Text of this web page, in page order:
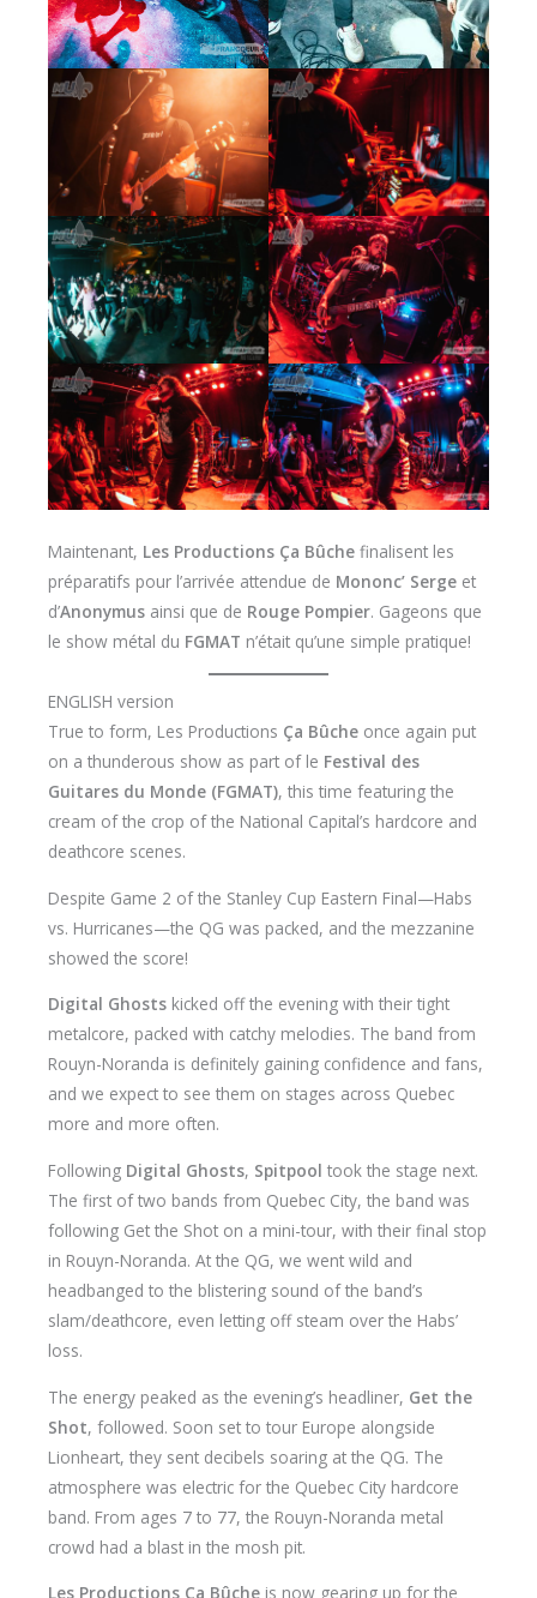
Maintenant, Les Productions Ça Bûche finalisent les
préparatifs pour l’arrivée attendue de Mononc’ Serge et
d’Anonymus ainsi que de Rouge Pompier. Gageons que
le show métal du FGMAT n’était qu’une simple pratique!
ENGLISH version
​True to form, Les Productions Ça Bûche once again put
on a thunderous show as part of le Festival des
Guitares du Monde (FGMAT), this time featuring the
cream of the crop of the National Capital’s hardcore and
deathcore scenes.
​Despite Game 2 of the Stanley Cup Eastern Final—Habs
vs. Hurricanes—the QG was packed, and the mezzanine
showed the score!
​Digital Ghosts kicked off the evening with their tight
metalcore, packed with catchy melodies. The band from
Rouyn-Noranda is definitely gaining confidence and fans,
and we expect to see them on stages across Quebec
more and more often.
​Following Digital Ghosts, Spitpool took the stage next.
The first of two bands from Quebec City, the band was
following Get the Shot on a mini-tour, with their final stop
in Rouyn-Noranda. At the QG, we went wild and
headbanged to the blistering sound of the band’s
slam/deathcore, even letting off steam over the Habs’
loss.
​The energy peaked as the evening’s headliner, Get the
Shot, followed. Soon set to tour Europe alongside
Lionheart, they sent decibels soaring at the QG. The
atmosphere was electric for the Quebec City hardcore
band. From ages 7 to 77, the Rouyn-Noranda metal
crowd had a blast in the mosh pit.
​Les Productions Ça Bûche is now gearing up for the